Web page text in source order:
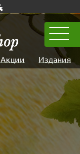
Акции Издания